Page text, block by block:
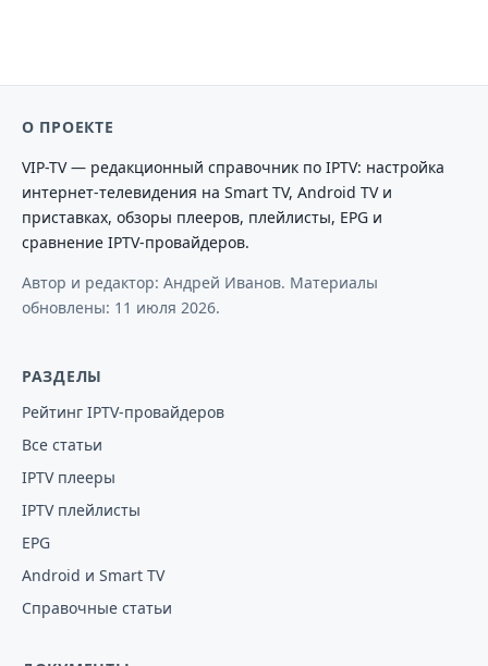
О ПРОЕКТЕ
VIP-TV — редакционный справочник по IPTV: настройка
интернет-телевидения на Smart TV, Android TV и
приставках, обзоры плееров, плейлисты, EPG и
сравнение IPTV-провайдеров.
Автор и редактор: Андрей Иванов. Материалы
обновлены: 11 июля 2026.
РАЗДЕЛЫ
Рейтинг IPTV-провайдеров
Все статьи
IPTV плееры
IPTV плейлисты
EPG
Android и Smart TV
Справочные статьи